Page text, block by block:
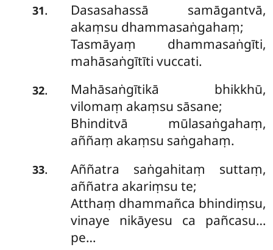
31.
Dasasahassā samāgantvā,
akaṃsu dhammasaṅgahaṃ;
Tasmāyaṃ dhammasaṅgīti,
mahāsaṅgītīti vuccati.
32.
Mahāsaṅgītikā bhikkhū,
vilomaṃ akaṃsu sāsane;
Bhinditvā mūlasaṅgahaṃ,
aññaṃ akaṃsu saṅgahaṃ.
33.
Aññatra saṅgahitaṃ suttaṃ,
aññatra akariṃsu te;
Atthaṃ dhammañca bhindiṃsu,
vinaye nikāyesu ca pañcasu…
pe…